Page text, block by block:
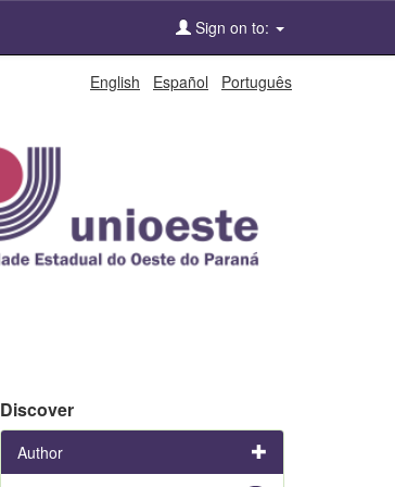
Sign on to:
English Español Português
Discover
Author